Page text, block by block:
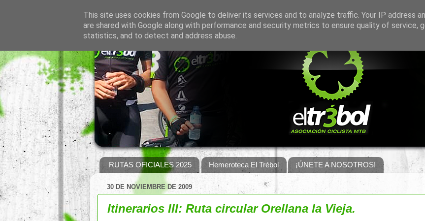
RUTAS OFICIALES 2025 Hemeroteca El Trébol ¡ÚNETE A NOSOTROS!
30 DE NOVIEMBRE DE 2009
Itinerarios III: Ruta circular Orellana la Vieja.
This site uses cookies from Google to deliver its services and to analyze traffic. Your IP address
are shared with Google along with performance and security metrics to ensure quality of service,
statistics, and to detect and address abuse.